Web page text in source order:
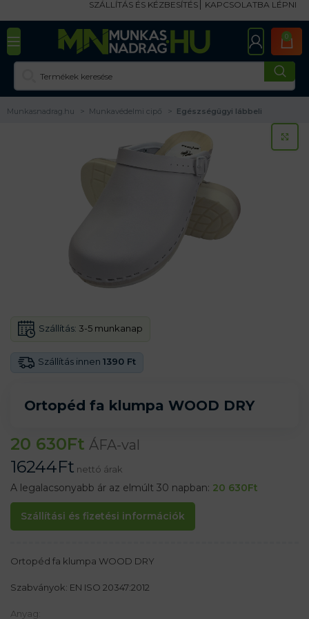
SZÁLLÍTÁS ÉS KÉZBESÍTÉS KAPCSOLATBA LÉPNI
0
Munkasnadrag.hu Munkavédelmi cipő Egészségügyi lábbeli
Ortopéd fa klumpa WOOD DRY
Szállítás innen 1390 Ft
Szállítás: 3-5 munkanap
20 630Ft ÁFA-val
16244Ft nettó árak
A legalacsonyabb ár az elmúlt 30 napban: 20 630Ft
Szállítási és fizetési információk
Ortopéd fa klumpa WOOD DRY
Szabványok: EN ISO 20347:2012
Anyag: